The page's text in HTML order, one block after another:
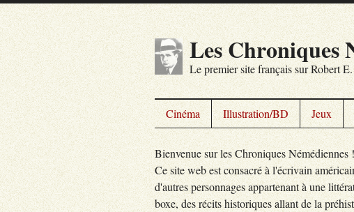
Les Chroniques
Le premier site français sur Robert
Cinéma Illustration/BD Jeux
Bienvenue sur les Chroniques Némédiennes !
Ce site web est consacré à l'écrivain
d'autres personnages appartenant à une
boxe, des récits historiques allant de la